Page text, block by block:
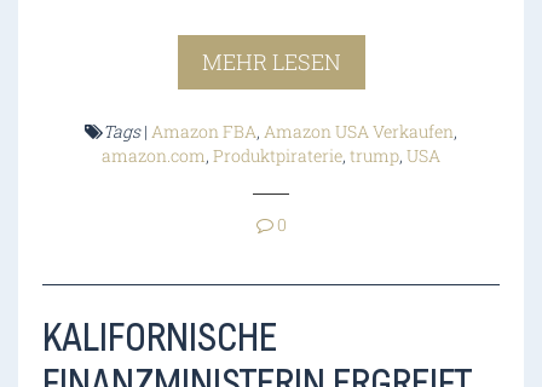
MEHR LESEN
Tags| Amazon FBA, Amazon USA Verkaufen,
amazon.com, Produktpiraterie, trump, USA
0
KALIFORNISCHE